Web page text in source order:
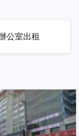
公室出租